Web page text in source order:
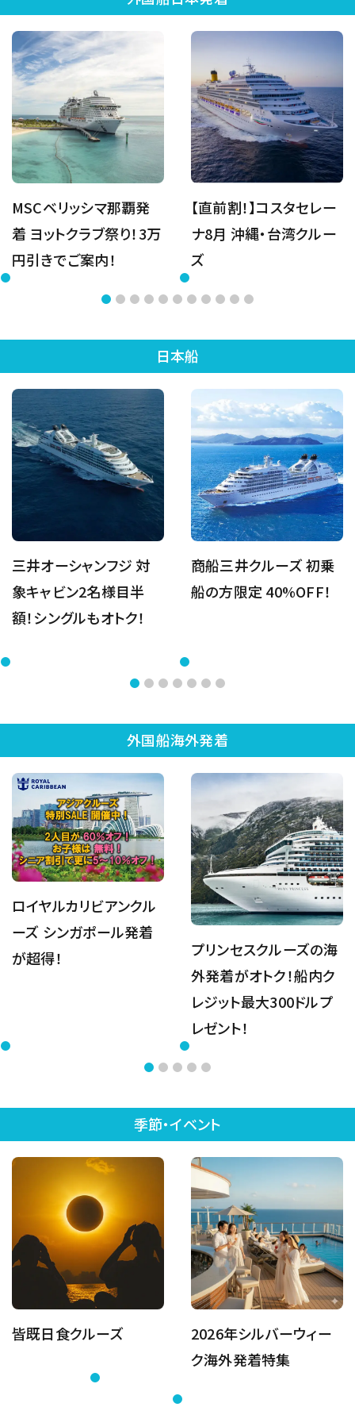
MSCベリッシマ那覇発
着 ヨットクラブ祭り！3万
円引きでご案内！
【直前割！】コスタセレー
ナ8月 沖縄・台湾クルー
ズ
日本船
三井オーシャンフジ 対
象キャビン2名様目半
額！シングルもオトク！
商船三井クルーズ 初乗
船の方限定 40%OFF！
外国船海外発着
ロイヤルカリビアンクル
ーズ シンガポール発着
が超得！
プリンセスクルーズの海
外発着がオトク！船内ク
レジット最大300ドルプ
レゼント！
季節・イベント
皆既日食クルーズ
2026年シルバーウィー
ク海外発着特集